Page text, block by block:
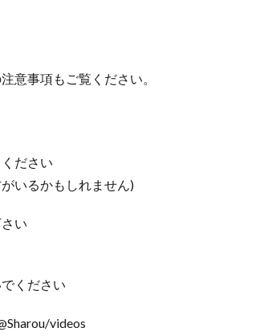
意事項もご覧ください。
ださい
いるかもしれません)
い
ください
videos